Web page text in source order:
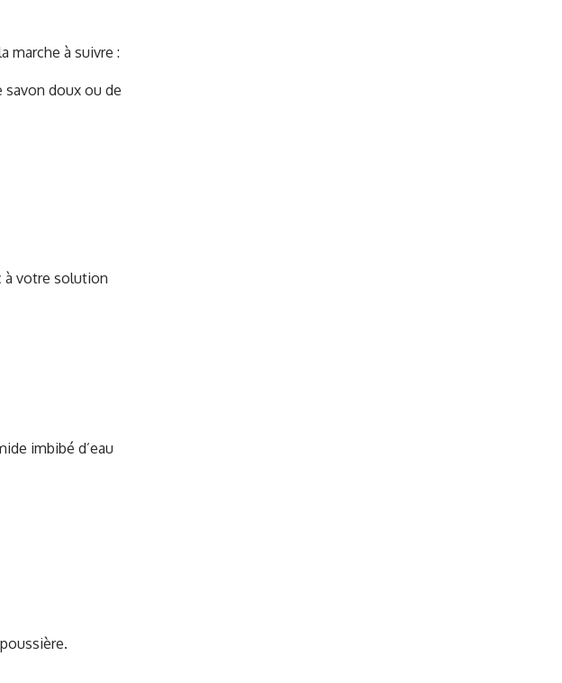
marche à suivre :
savon doux ou de
à votre solution
imbibé d’eau